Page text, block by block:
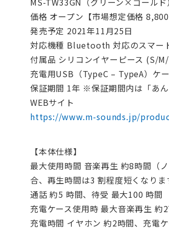
価格 オープン【市場想定価格 8,800
発売予定 2021年11月25日
対応機種 Bluetooth 対応のスマー
付属品 シリコンイヤーピース (S/
充電用USB（TypeC – TypeA）ケ
保証期間 1年 ※保証期間内は「あん
WEBサイト
https://www.m-sounds.jp/
【本体仕様】
最大使用時間 音楽再生 約8時間（
合、再生時間は3 割程度短くなりま
通話 約5 時間、待受 最大100 時間
充電ケース使用時 最大音楽再生 約
充電時間 イヤホン 約2時間、充電